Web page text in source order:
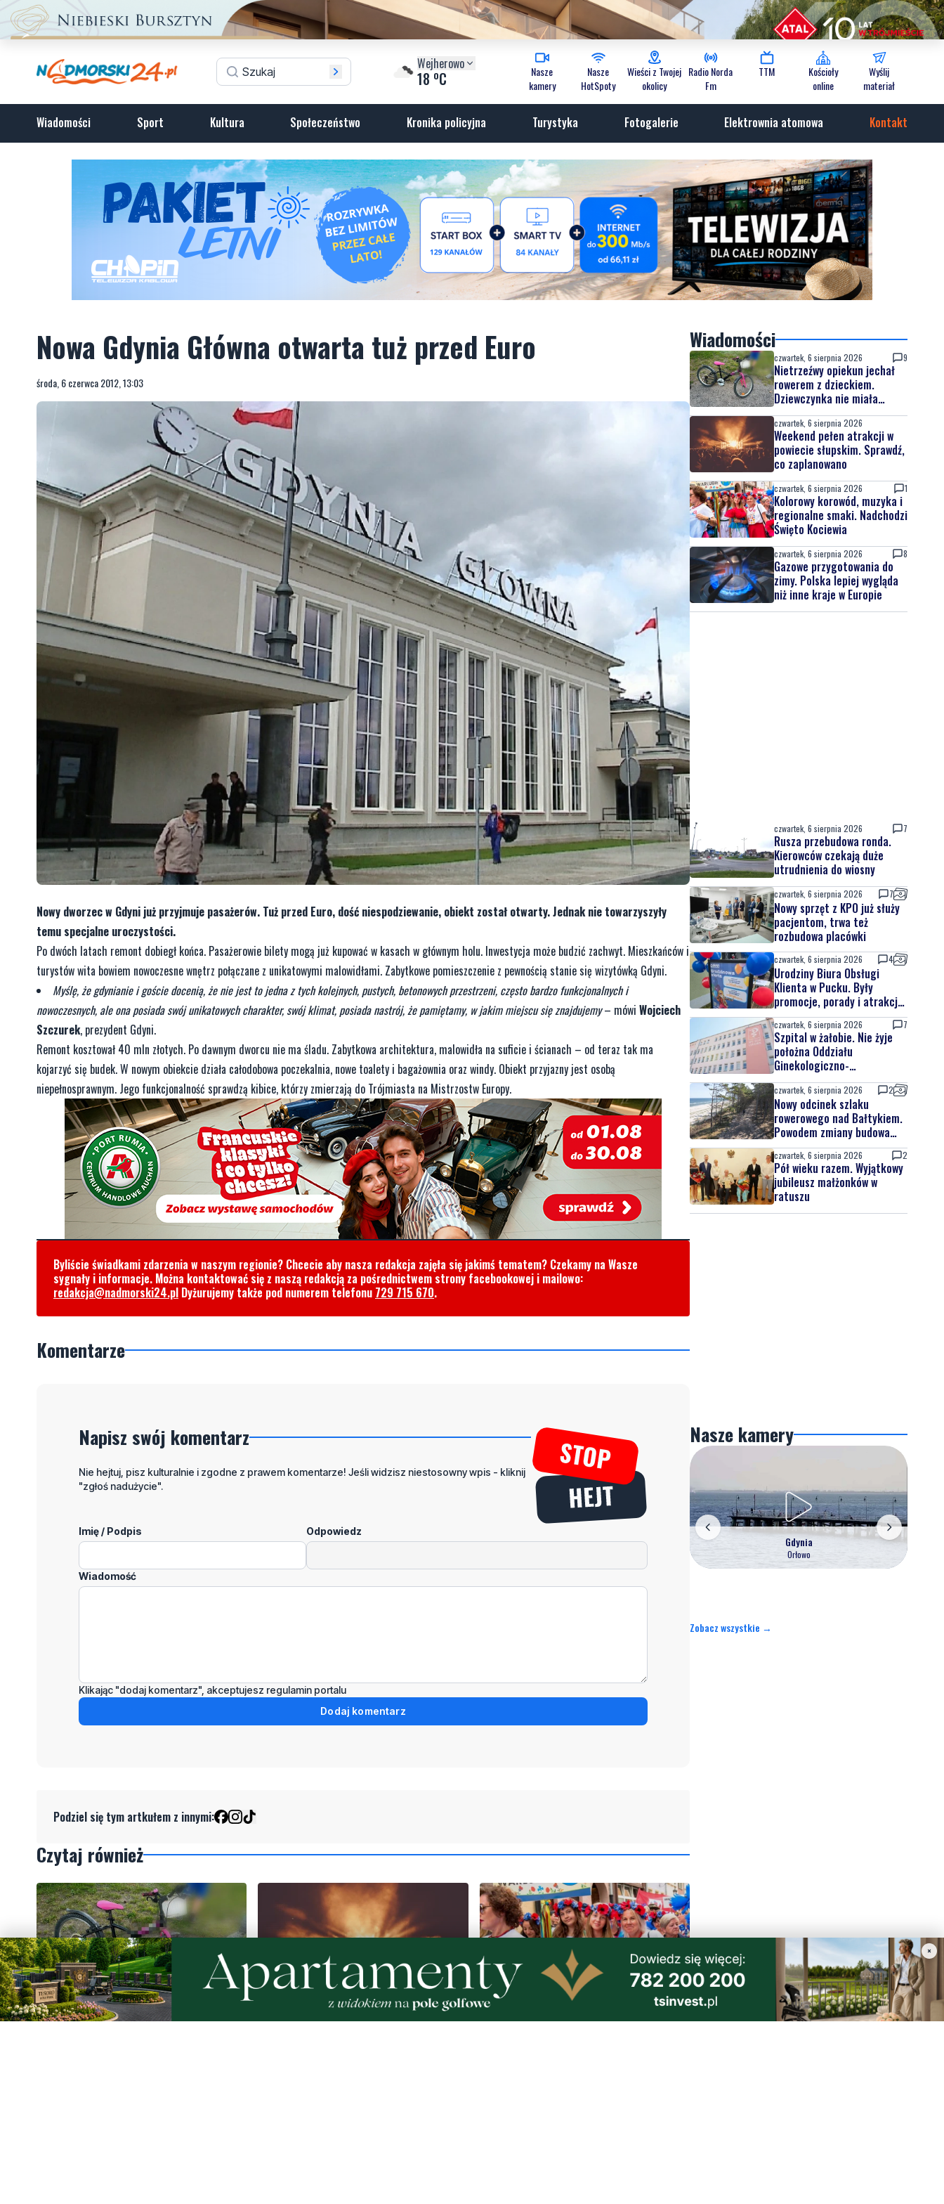
Wejherowo
18 oC
Nasze
kamery
Nasze
HotSpoty
Wieści z Twojej
okolicy
Radio Norda
Fm
TTM
Kościoły
online
Wyślij
materiał
Wiadomości Sport Kultura Społeczeństwo Kronika policyjna Turystyka Fotogalerie Elektrownia atomowa Kontakt
Nowa Gdynia Główna otwarta tuż przed Euro
środa, 6 czerwca 2012, 13:03
Nowy dworzec w Gdyni już przyjmuje pasażerów. Tuż przed Euro, dość niespodziewanie, obiekt został otwarty. Jednak nie towarzyszyły
temu specjalne uroczystości.
Po dwóch latach remont dobiegł końca. Pasażerowie bilety mogą już kupować w kasach w głównym holu. Inwestycja może budzić zachwyt. Mieszkańców i
turystów wita bowiem nowoczesne wnętrz połączane z unikatowymi malowidłami. Zabytkowe pomieszczenie z pewnością stanie się wizytówką Gdyni.
Myślę, że gdynianie i goście docenią, że nie jest to jedna z tych kolejnych, pustych, betonowych przestrzeni, często bardzo funkcjonalnych i
nowoczesnych, ale ona posiada swój unikatowych charakter, swój klimat, posiada nastrój, że pamiętamy, w jakim miejscu się znajdujemy– mówi Wojciech
Szczurek, prezydent Gdyni.
Remont kosztował 40 mln złotych. Po dawnym dworcu nie ma śladu. Zabytkowa architektura, malowidła na suficie i ścianach – od teraz tak ma
kojarzyć się budek. W nowym obiekcie działa całodobowa poczekalnia, nowe toalety i bagażownia oraz windy. Obiekt przyjazny jest osobą
niepełnosprawnym. Jego funkcjonalność sprawdzą kibice, którzy zmierzają do Trójmiasta na Mistrzostw Europy.
Byliście świadkami zdarzenia w naszym regionie? Chcecie aby nasza redakcja zajęła się jakimś tematem? Czekamy na Wasze
sygnały i informacje. Można kontaktować się z naszą redakcją za pośrednictwem strony facebookowej i mailowo:
redakcja@nadmorski24.pl Dyżurujemy także pod numerem telefonu 729 715 670.
Komentarze
Napisz swój komentarz
Nie hejtuj, pisz kulturalnie i zgodne z prawem komentarze! Jeśli widzisz niestosowny wpis - kliknij
"zgłoś nadużycie".
Imię / Podpis Odpowiedz
Wiadomość
Klikając "dodaj komentarz", akceptujesz regulamin portalu
Dodaj komentarz
Podziel się tym artkułem z innymi:
Czytaj również
9
Nietrzeźwy opiekun jechał rowerem Weekend pełen atrakcji w powiecie
1
Kolorowy korowód, muzyka i
Wiadomości
czwartek, 6 sierpnia 2026 9
Nietrzeźwy opiekun jechał
rowerem z dzieckiem.
Dziewczynka nie miała
kasku
czwartek, 6 sierpnia 2026
Weekend pełen atrakcji w
powiecie słupskim. Sprawdź,
co zaplanowano
czwartek, 6 sierpnia 2026 1
Kolorowy korowód, muzyka i
regionalne smaki. Nadchodzi
Święto Kociewia
czwartek, 6 sierpnia 2026 8
Gazowe przygotowania do
zimy. Polska lepiej wygląda
niż inne kraje w Europie
czwartek, 6 sierpnia 2026 7
Rusza przebudowa ronda.
Kierowców czekają duże
utrudnienia do wiosny
czwartek, 6 sierpnia 2026 7
Nowy sprzęt z KPO już służy
pacjentom, trwa też
rozbudowa placówki
czwartek, 6 sierpnia 2026 4
Urodziny Biura Obsługi
Klienta w Pucku. Były
promocje, porady i atrakcje
dla najmłodszych
czwartek, 6 sierpnia 2026 7
Szpital w żałobie. Nie żyje
położna Oddziału
Ginekologiczno-
Położniczego
czwartek, 6 sierpnia 2026 2
Nowy odcinek szlaku
rowerowego nad Bałtykiem.
Powodem zmiany budowa
elektrowni jądrowej
czwartek, 6 sierpnia 2026 2
Pół wieku razem. Wyjątkowy
jubileusz małżonków w
ratuszu
Nasze kamery
Gdynia
Orłowo
Zobacz wszystkie →
×